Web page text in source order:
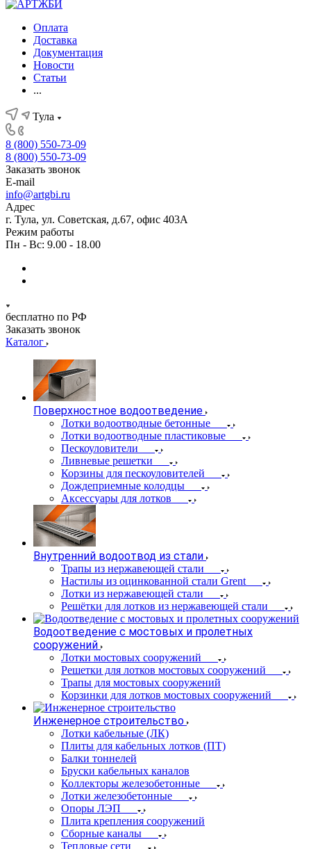
Оплата
Доставка
Документация
Новости
Статьи
...
Тула
8 (800) 550-73-09
8 (800) 550-73-09
Заказать звонок
E-mail
info@artgbi.ru
Адрес
г. Тула, ул. Советская, д.67, офис 403А
Режим работы
Пн - Вс: 9.00 - 18.00
бесплатно по РФ
Заказать звонок
Каталог
Поверхностное водоотведение
Лотки водоотводные бетонные
Лотки водоотводные пластиковые
Пескоуловители
Ливневые решетки
Корзины для пескоуловителей
Дождеприемные колодцы
Аксессуары для лотков
Внутренний водоотвод из стали
Трапы из нержавеющей стали
Настилы из оцинкованной стали Grent
Лотки из нержавеющей стали
Решётки для лотков из нержавеющей стали
Водоотведение с мостовых и пролетных
сооружений
Лотки мостовых сооружений
Решетки для лотков мостовых сооружений
Трапы для мостовых сооружений
Корзинки для лотков мостовых сооружений
Инженерное строительство
Лотки кабельные (ЛК)
Плиты для кабельных лотков (ПТ)
Балки тоннелей
Бруски кабельных каналов
Коллекторы железобетонные
Лотки железобетонные
Опоры ЛЭП
Плита крепления сооружений
Сборные каналы
Тепловые сети